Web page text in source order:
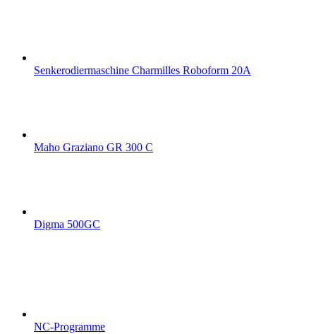
Senkerodiermaschine Charmilles Roboform 20A
Maho Graziano GR 300 C
Digma 500GC
NC-Programme